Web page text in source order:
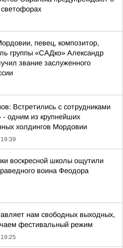
певец, композитор,
группы «САДко» Александр
звание заслуженного
Встретились с сотрудниками
- одним из крупнейших
холдингов Мордовии
воскресной школы ощутили
воина Феодора
нам свободных выходных,
фестивальный режим